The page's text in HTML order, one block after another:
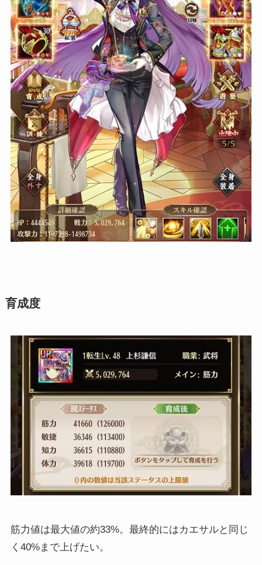
育成度
筋力値は最大値の約33%。最終的にはカエサルと同じ
く40%まで上げたい。